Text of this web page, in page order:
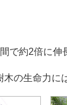
で約2倍に伸
木の生命力に